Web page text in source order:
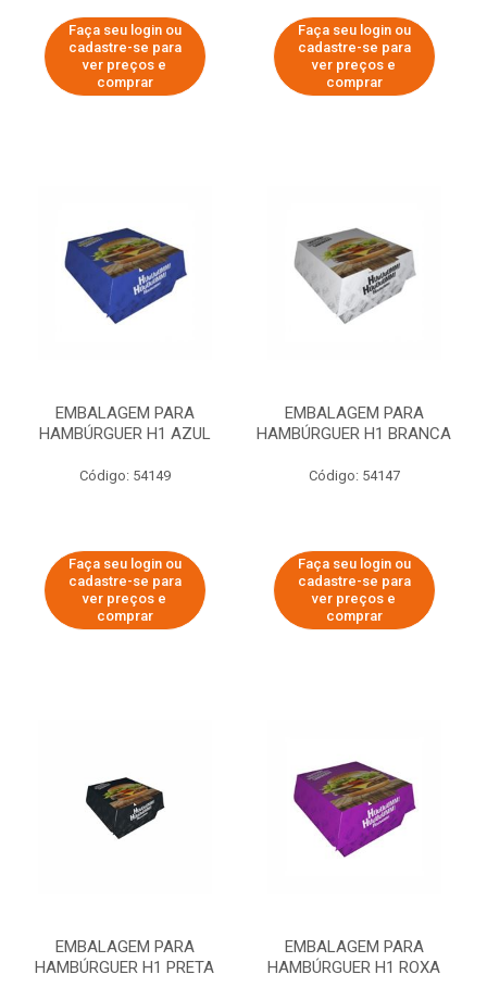
Faça seu login ou
cadastre-se para
ver preços e
comprar
Faça seu login ou
cadastre-se para
ver preços e
comprar
EMBALAGEM PARA
HAMBÚRGUER H1 AZUL
Código: 54149
Faça seu login ou
cadastre-se para
ver preços e
comprar
EMBALAGEM PARA
HAMBÚRGUER H1 BRANCA
Código: 54147
Faça seu login ou
cadastre-se para
ver preços e
comprar
EMBALAGEM PARA
HAMBÚRGUER H1 PRETA
EMBALAGEM PARA
HAMBÚRGUER H1 ROXA